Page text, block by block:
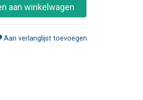
aan winkelwagen
Aan verlanglijst toevoegen